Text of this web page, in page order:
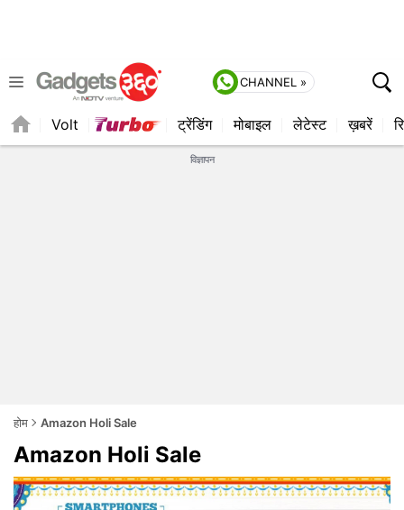
CHANNEL »
Volt ट्रेंडिंग मोबाइल लेटेस्ट ख़बरें
विज्ञापन
होम Amazon Holi Sale
Amazon Holi Sale